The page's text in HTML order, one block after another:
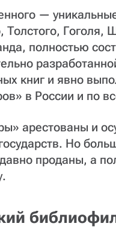
—
Толстого, Гоголя,
полностью
книг и явно
в России и по
арестованы и
Но
проданы, а